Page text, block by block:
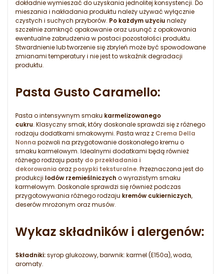
dokładnie wymieszać do uzyskania jednolitej konsystencji. Do
mieszania i nakładania produktu należy używać wyłącznie
czystych i suchych przyborów. Po każdym użyciu należy
szczelnie zamknąć opakowanie oraz usunąć z opakowania
ewentualne zabrudzenia w postaci pozostałości produktu.
Stwardnienie lub tworzenie się zbryleń może być spowodowane
zmianami temperatury i nie jest to wskaźnik degradacji
produktu.
Pasta Gusto Caramello:
Pasta o intensywnym smaku karmelizowanego
cukru. Klasyczny smak, który doskonale sprawdzi się z różnego
rodzaju dodatkami smakowymi. Pasta wraz z Crema Della
Nonna pozwoli na przygotowanie doskonałego kremu o
smaku karmelowym. Idealnymi dodatkami będą również
różnego rodzaju pasty do przekładania i
dekorowania oraz posypki teksturalne. Przeznaczona jest do
produkcji lodów rzemieślniczych o wyrazistym smaku
karmelowym. Doskonale sprawdzi się również podczas
przygotowywania różnego rodzaju kremów cukierniczych,
deserów mrożonym oraz musów.
Wykaz składników i alergenów:
Składniki:syrop glukozowy, barwnik: karmel (E150a), woda,
aromaty.